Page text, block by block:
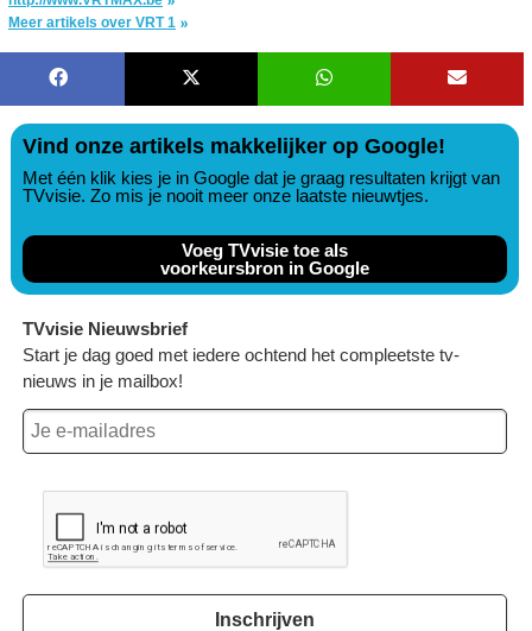
Meer artikels over VRT 1
Vind onze artikels makkelijker op Google!
Met één klik kies je in Google dat je graag resultaten krijgt van
TVvisie. Zo mis je nooit meer onze laatste nieuwtjes.
Voeg TVvisie toe als
voorkeursbron in Google
TVvisie Nieuwsbrief
Start je dag goed met iedere ochtend het compleetste tv-
nieuws in je mailbox!
Inschrijven